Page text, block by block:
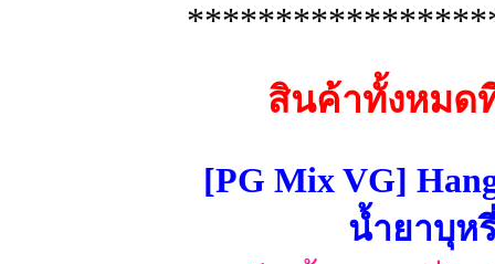
สินค้าทั้งหมด
[PG Mix VG]
น้ำยาบุห